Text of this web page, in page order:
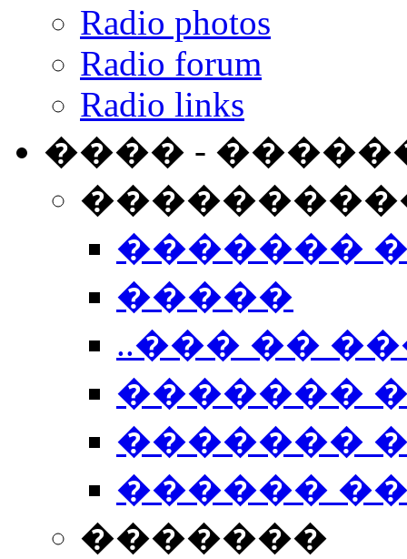
Radio photos
Radio forum
Radio links
���� -
�������
�����
..��� ��
�������
�������
������
�������